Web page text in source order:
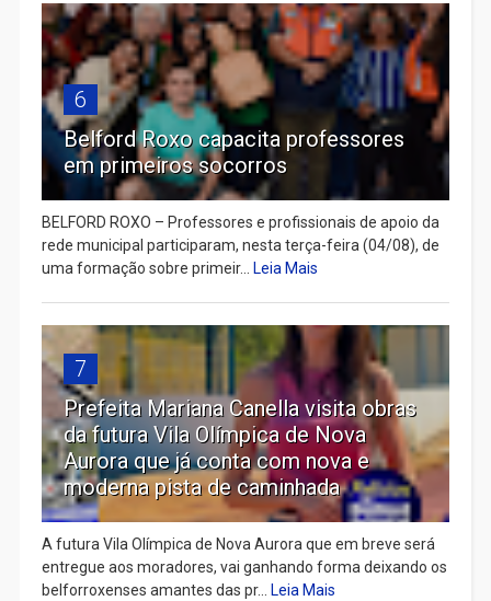
6
Belford Roxo capacita professores
em primeiros socorros
BELFORD ROXO – Professores e profissionais de apoio da
rede municipal participaram, nesta terça-feira (04/08), de
uma formação sobre primeir...
Leia Mais
7
Prefeita Mariana Canella visita obras
da futura Vila Olímpica de Nova
Aurora que já conta com nova e
moderna pista de caminhada
A futura Vila Olímpica de Nova Aurora que em breve será
entregue aos moradores, vai ganhando forma deixando os
belforroxenses amantes das pr...
Leia Mais